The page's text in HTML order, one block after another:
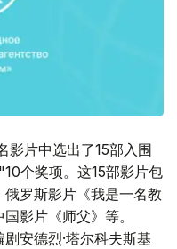
片中选出了15部入围
个奖项。这15部影片包
罗斯影片《我是一名教
影片《师父》等。
安德烈·塔尔科夫斯基